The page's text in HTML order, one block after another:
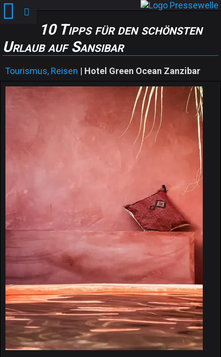
10 Tipps für den schönsten
Urlaub auf Sansibar
Tourismus, Reisen | Hotel Green Ocean Zanzibar